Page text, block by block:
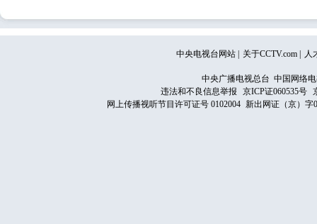
中央电视台网站 关于CCTV.com 人
中央广播电视总台 中国网络
违法和不良信息举报
京ICP证060535号
网上传播视听节目许可证号 0102004 新出网证（京）